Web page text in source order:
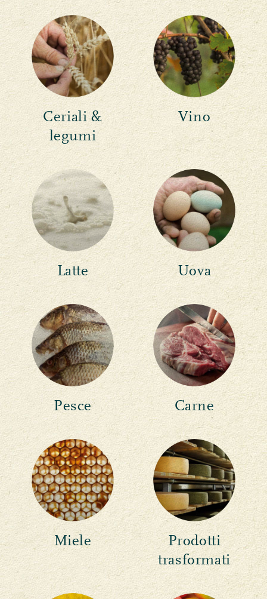
Ceriali &
legumi
Vino
Latte Uova
Pesce Carne
Miele
Prodotti
trasformati